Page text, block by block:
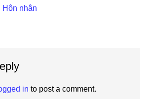
Hôn nhân
in to post a comment.